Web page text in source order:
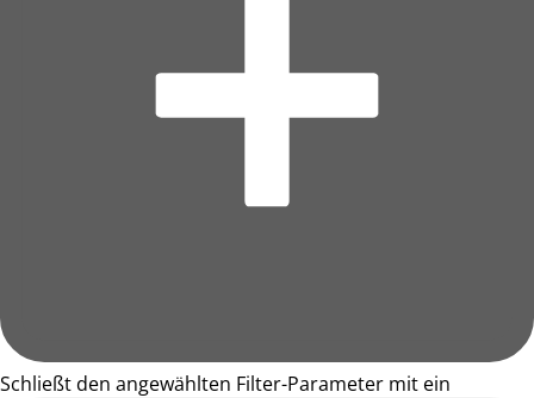
Schließt den angewählten Filter-Parameter mit ein